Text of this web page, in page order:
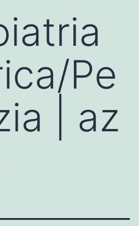
Pe
| az